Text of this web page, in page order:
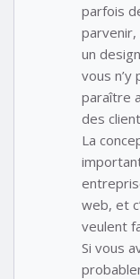
parfois
un
vous
paraître
des
La
web, et
veulent
Si vous